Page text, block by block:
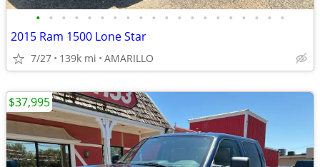
• • • • • • • • • • • • • • • • • • • •
2015 Ram 1500 Lone Star
7/27 139k mi AMARILLO
$37,995